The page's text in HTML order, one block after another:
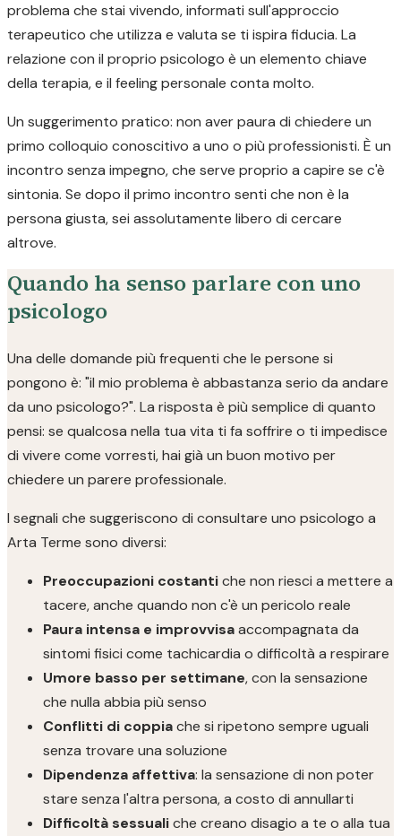
problema che stai vivendo, informati sull'approccio
terapeutico che utilizza e valuta se ti ispira fiducia. La
relazione con il proprio psicologo è un elemento chiave
della terapia, e il feeling personale conta molto.
Un suggerimento pratico: non aver paura di chiedere un
primo colloquio conoscitivo a uno o più professionisti. È un
incontro senza impegno, che serve proprio a capire se c'è
sintonia. Se dopo il primo incontro senti che non è la
persona giusta, sei assolutamente libero di cercare
altrove.
Quando ha senso parlare con uno
psicologo
Una delle domande più frequenti che le persone si
pongono è: "il mio problema è abbastanza serio da andare
da uno psicologo?". La risposta è più semplice di quanto
pensi: se qualcosa nella tua vita ti fa soffrire o ti impedisce
di vivere come vorresti, hai già un buon motivo per
chiedere un parere professionale.
I segnali che suggeriscono di consultare uno psicologo a
Arta Terme sono diversi:
Preoccupazioni costantiche non riesci a mettere a
tacere, anche quando non c'è un pericolo reale
Paura intensa e improvvisaaccompagnata da
sintomi fisici come tachicardia o difficoltà a respirare
Umore basso per settimane, con la sensazione
che nulla abbia più senso
Conflitti di coppiache si ripetono sempre uguali
senza trovare una soluzione
Dipendenza affettiva: la sensazione di non poter
stare senza l'altra persona, a costo di annullarti
Difficoltà sessualiche creano disagio a te o alla tua